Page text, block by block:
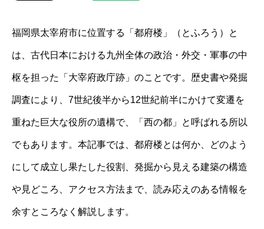
福岡県太宰府市に位置する「都府楼」（とふろう）と
は、古代日本における九州全体の政治・外交・軍事の中
枢を担った「大宰府政庁跡」のことです。歴史書や発掘
調査により、7世紀後半から12世紀前半にかけて変遷を
重ねた巨大な役所の遺構で、「西の都」と呼ばれる所以
でもあります。本記事では、都府楼とは何か、どのよう
にして成立し果たした役割、発掘から見える建築の構造
や見どころ、アクセス方法まで、読み応えのある情報を
余すところなく解説します。